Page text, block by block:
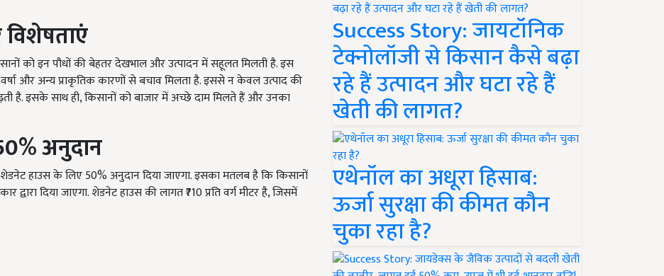
को इन पौधों की बेहतर देखभाल और उत्पादन में सहूलत मिलती है. इस
और अन्य प्राकृतिक कारणों से बचाव मिलता है. इससे न केवल उत्पाद की
है. इसके साथ ही, किसानों को बाजार में अच्छे दाम मिलते हैं और उनका
अनुदान
शेडनेट हाउस के लिए 50% अनुदान दिया जाएगा. इसका मतलब है कि किसानों
दिया जाएगा. शेडनेट हाउस की लागत ₹710 प्रति वर्ग मीटर है, जिसमें
Success Story: जायटॉनिक
टेक्नोलॉजी से किसान कैसे बढ़ा
रहे हैं उत्पादन और घटा रहे हैं
खेती की लागत?
एथेनॉल का अधूरा हिसाब:
ऊर्जा सुरक्षा की कीमत कौन
चुका रहा है?